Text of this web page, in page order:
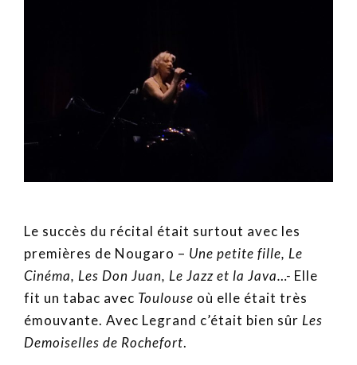
Le succès du récital était surtout avec les
premières de Nougaro – Une petite fille, Le
Cinéma, Les Don Juan, Le Jazz et la Java…- Elle
fit un tabac avec Toulouse où elle était très
émouvante. Avec Legrand c’était bien sûr Les
Demoiselles de Rochefort.